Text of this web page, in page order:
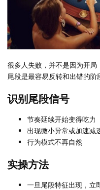
很多人失败，并不是因为开局
尾段是最容易反转和出错的阶
识别尾段信号
节奏延续开始变得吃力
出现微小异常或加速减
行为模式不再自然
实操方法
一旦尾段特征出现，立